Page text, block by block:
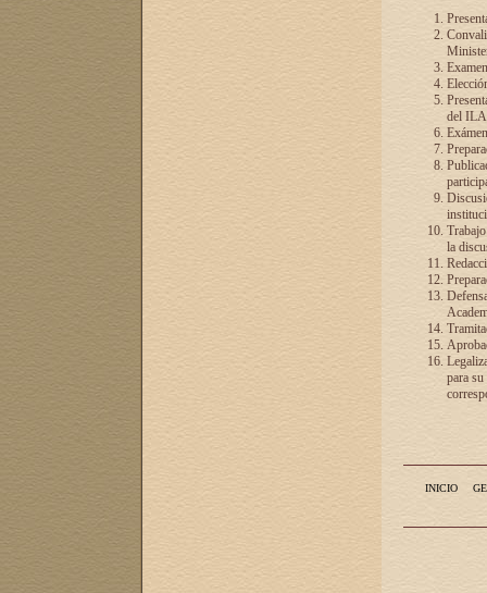
del
la
para
INICIO